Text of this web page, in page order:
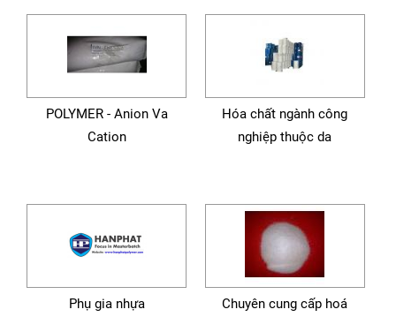
POLYMER - Anion Va
Cation
Hóa chất ngành công
nghiệp thuộc da
Phụ gia nhựa
Chuyên cung cấp hoá